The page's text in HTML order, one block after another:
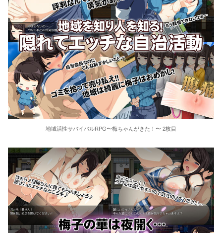
地域活性サバイバルRPG〜梅ちゃんがきた！〜 2枚目